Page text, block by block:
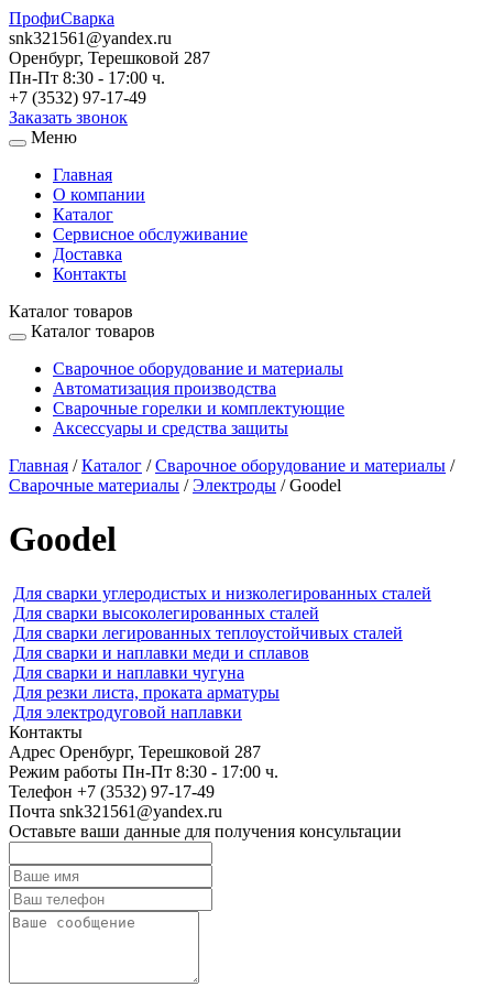
ПрофиСварка
snk321561@yandex.ru
Оренбург, Терешковой 287
Пн-Пт 8:30 - 17:00 ч.
+7 (3532) 97-17-49
Заказать звонок
Меню
Главная
О компании
Каталог
Сервисное обслуживание
Доставка
Контакты
Каталог товаров
Каталог товаров
Сварочное оборудование и материалы
Автоматизация производства
Сварочные горелки и комплектующие
Аксессуары и средства защиты
Главная /Каталог /Сварочное оборудование и материалы /
Сварочные материалы /Электроды /Goodel
Goodel
Для сварки углеродистых и низколегированных сталей
Для сварки высоколегированных сталей
Для сварки легированных теплоустойчивых сталей
Для сварки и наплавки меди и сплавов
Для сварки и наплавки чугуна
Для резки листа, проката арматуры
Для электродуговой наплавки
Контакты
Адрес Оренбург, Терешковой 287
Режим работы Пн-Пт 8:30 - 17:00 ч.
Телефон +7 (3532) 97-17-49
Почта snk321561@yandex.ru
Оставьте ваши данные для получения консультации